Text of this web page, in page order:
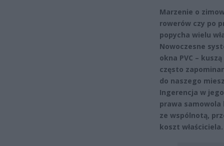
Marzenie o
rowerów czy po
popycha wielu
Nowoczesne
okna PVC –
często
do naszego
Ingerencja w
prawa samowola
ze wspólnotą,
koszt właściciela.